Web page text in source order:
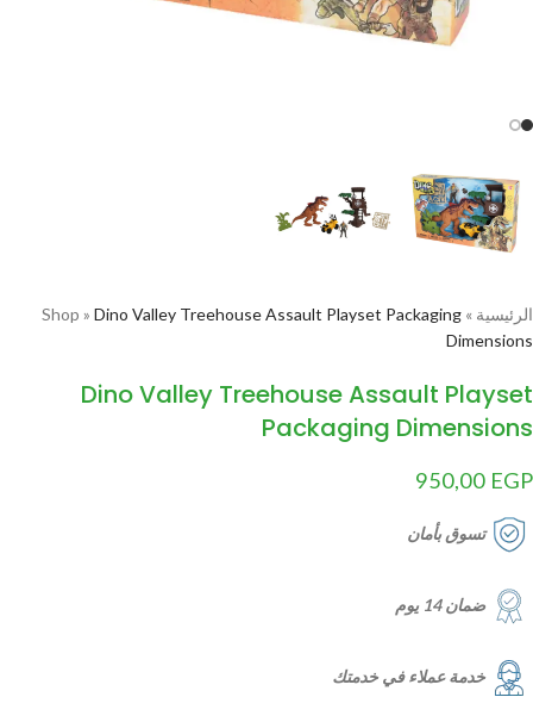
الرئيسية »
Shop » Dino Valley Treehouse Assault Playset Packaging
Dimensions
Dino Valley Treehouse Assault Playset
Packaging Dimensions
950,00 EGP
تسوق بأمان
ضمان 14 يوم
خدمة عملاء في خدمتك